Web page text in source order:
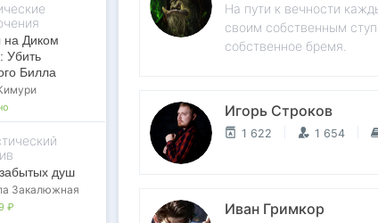
Диком
Убить
Билла
душ
Закалюжная
₽
На пути к вечности
своим собственным
собственное бремя.
Игорь Строков
1 622 1 654
Иван Гримкор